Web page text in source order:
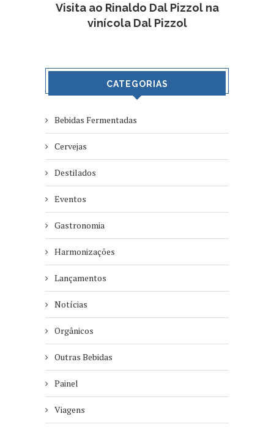
Visita ao Rinaldo Dal Pizzol na
vinícola Dal Pizzol
CATEGORIAS
Bebidas Fermentadas
Cervejas
Destilados
Eventos
Gastronomia
Harmonizações
Lançamentos
Notícias
Orgânicos
Outras Bebidas
Painel
Viagens